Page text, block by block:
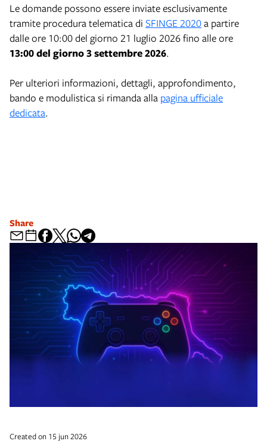
Le domande possono essere inviate esclusivamente
tramite procedura telematica di SFINGE 2020a partire
dalle ore 10:00 del giorno 21 luglio 2026 fino alle ore
13:00 del giorno 3 settembre 2026.
Per ulteriori informazioni, dettagli, approfondimento,
bando e modulistica si rimanda alla pagina ufficiale
dedicata.
Share
Created on 15 jun 2026